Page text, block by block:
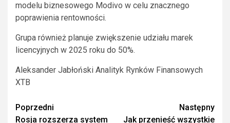
modelu biznesowego Modivo w celu znacznego
poprawienia rentowności.
Grupa również planuje zwiększenie udziału marek
licencyjnych w 2025 roku do 50%.
Aleksander Jabłoński Analityk Rynków Finansowych
XTB
Zobacz
Poprzedni
Rosja rozszerza system
Następny
Jak przenieść wszystkie